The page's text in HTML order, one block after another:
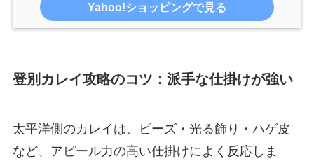
Yahoo!ショッピングで見る
登別カレイ攻略のコツ：派手な仕掛けが強い
太平洋側のカレイは、ビーズ・光る飾り・ハゲ皮
など、アピール力の高い仕掛けによく反応しま